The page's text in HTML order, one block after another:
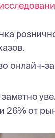
онлайн-
26% от